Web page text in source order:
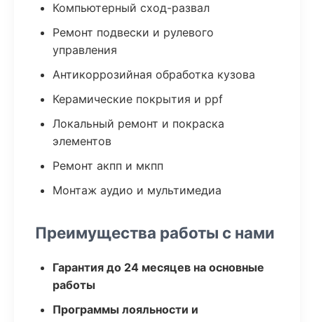
Компьютерный сход-развал
Ремонт подвески и рулевого
управления
Антикоррозийная обработка кузова
Керамические покрытия и ppf
Локальный ремонт и покраска
элементов
Ремонт акпп и мкпп
Монтаж аудио и мультимедиа
Преимущества работы с нами
Гарантия до 24 месяцев на основные
работы
Программы лояльности и